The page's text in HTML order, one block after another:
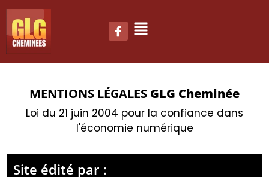
MENTIONS LÉGALES GLG Cheminée
Loi du 21 juin 2004 pour la confiance dans
l'économie numérique
Site édité par :